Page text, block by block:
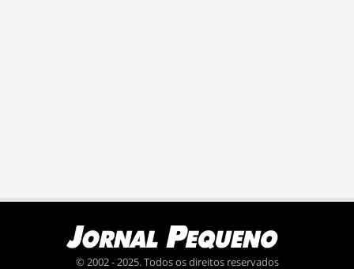
© 2002 - 2025. Todos os direitos reservados